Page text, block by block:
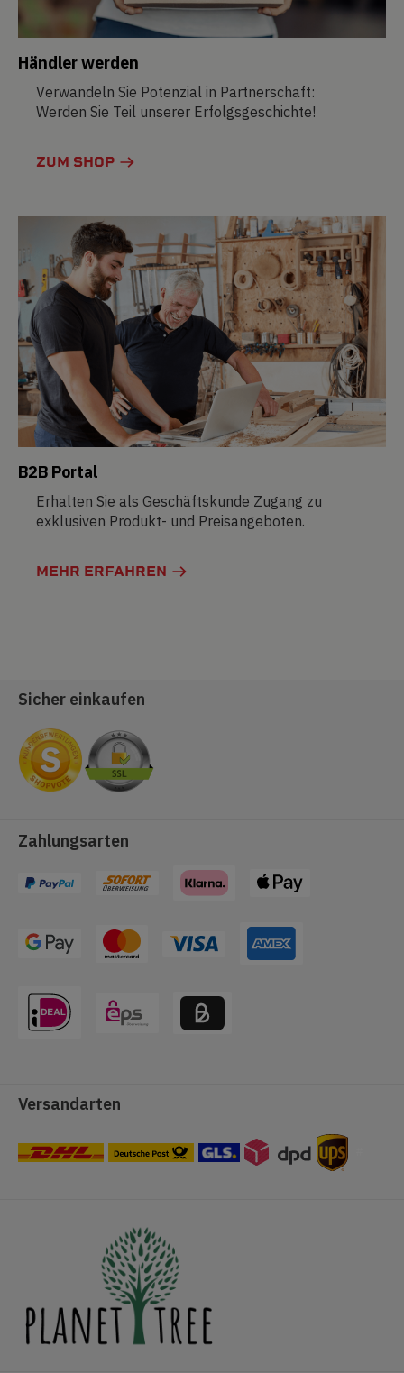
Händler werden
Verwandeln Sie Potenzial in Partnerschaft:
Werden Sie Teil unserer Erfolgsgeschichte!
ZUM SHOP
B2B Portal
Erhalten Sie als Geschäftskunde Zugang zu
exklusiven Produkt- und Preisangeboten.
MEHR ERFAHREN
Sicher einkaufen
Zahlungsarten
Versandarten